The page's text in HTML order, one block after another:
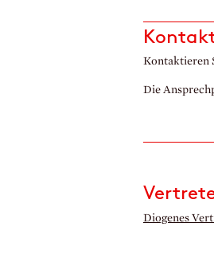
Kontaktieren
Die
Diogenes